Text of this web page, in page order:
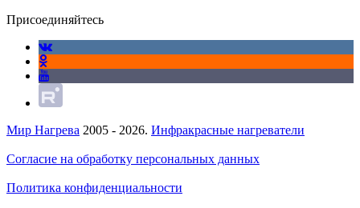
Присоединяйтесь
Мир Нагрева 2005 - 2026. Инфракрасные нагреватели
Согласие на обработку персональных данных
Политика конфиденциальности